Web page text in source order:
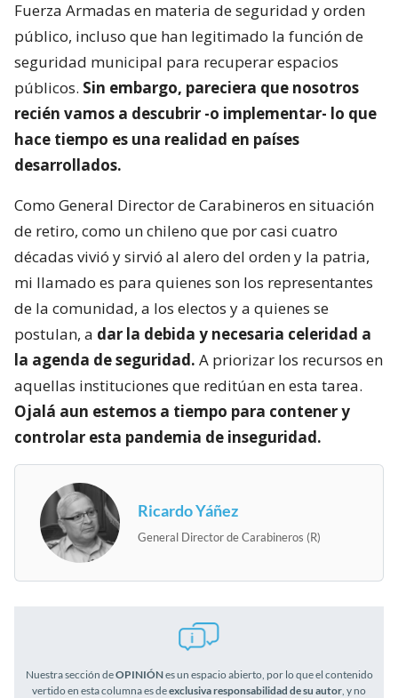
Fuerza Armadas en materia de seguridad y orden
público, incluso que han legitimado la función de
seguridad municipal para recuperar espacios
públicos. Sin embargo, pareciera que nosotros
recién vamos a descubrir -o implementar- lo que
hace tiempo es una realidad en países
desarrollados.
Como General Director de Carabineros en situación
de retiro, como un chileno que por casi cuatro
décadas vivió y sirvió al alero del orden y la patria,
mi llamado es para quienes son los representantes
de la comunidad, a los electos y a quienes se
postulan, a dar la debida y necesaria celeridad a
la agenda de seguridad. A priorizar los recursos en
aquellas instituciones que reditúan en esta tarea.
Ojalá aun estemos a tiempo para contener y
controlar esta pandemia de inseguridad.
Ricardo Yáñez
General Director de Carabineros (R)
Nuestra sección deOPINIÓNes un espacio abierto, por lo que el contenido
vertido en esta columna es deexclusiva responsabilidad de su autor , y no